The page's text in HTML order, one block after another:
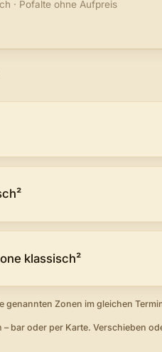
· Pofalte ohne Aufpreis
klassisch²
genannten Zonen im gleichen
– bar oder per Karte. Verschieben